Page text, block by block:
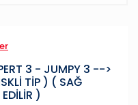
3 - JUMPY 3 -->
TİP ) ( SAĞ
)